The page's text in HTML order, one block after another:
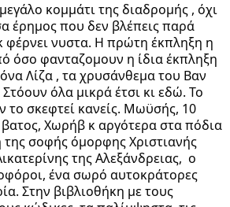
έρημος που δεν βλέπεις παρά
φέρνει νυστα. Η πρώτη έκπληξη η
όσο φανταζομουν η ίδια έκπληξη
Λίζα , τα χρυσάνθεμα του Βαν
όλα μικρά έτσι κι εδώ. Το
το σκεφτεί κανείς. Μωϋσής, 10
βατος, Χωρήβ κ αργότερα στα πόδια
σοφής όμορφης Χριστιανής
της Αλεξάνδρειας,  ο
ένα σωρό αυτοκράτορες
Στην βιβλιοθήκη με τους